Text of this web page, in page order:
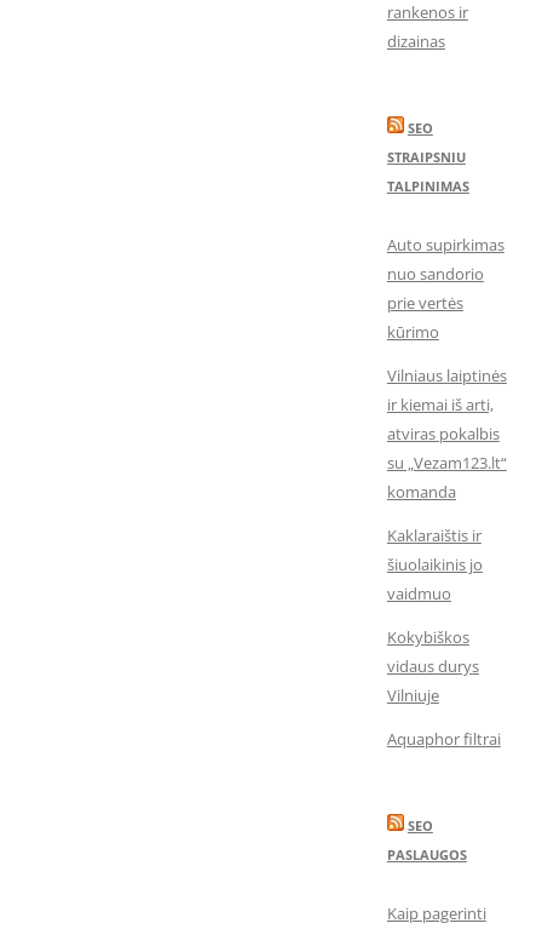
rankenos ir
dizainas
SEO
STRAIPSNIU
TALPINIMAS
Auto supirkimas
nuo sandorio
prie vertės
kūrimo
Vilniaus laiptinės
ir kiemai iš arti,
atviras pokalbis
su „Vezam123.lt“
komanda
Kaklaraištis ir
šiuolaikinis jo
vaidmuo
Kokybiškos
vidaus durys
Vilniuje
Aquaphor filtrai
SEO
PASLAUGOS
Kaip pagerinti